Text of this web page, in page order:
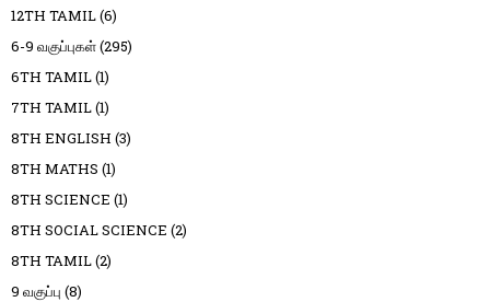
12TH TAMIL(6)
6-9 வகுப்புகள்(295)
6TH TAMIL(1)
7TH TAMIL(1)
8TH ENGLISH (3)
8TH MATHS (1)
8TH SCIENCE (1)
8TH SOCIAL SCIENCE (2)
8TH TAMIL(2)
9 வகுப்பு (8)